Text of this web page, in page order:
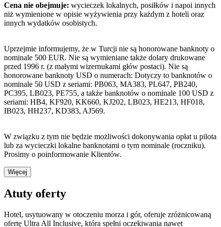
Cena nie obejmuje: wycieczek lokalnych, posiłków i napoi innych
niż wymienione w opisie wyżywienia przy każdym z hoteli oraz
innych wydatków osobistych.
Uprzejmie informujemy, że w Turcji nie są honorowane banknoty o
nominale 500 EUR. Nie są wymieniane także dolary drukowane
przed 1996 r. (z małymi wizernukami głów postaci). Nie są
honorowane banknoty USD o numerach: Dotyczy to banknotów o
nominale 50 USD z seriami: PB063, MA383, PL647, PB240,
PC395, LB023, PE755, a także banknotów o nominale 100 USD z
seriami: HB4, KF920, KK660, KJ202, LB023, HE213, HF018,
IB023, HH237, KD383, AJ569.
W związku z tym nie będzie możliwości dokonywania opłat u pilota
lub za wycieczki lokalne banknotami o tym nominale (roczniku).
Prosimy o poinformowanie Klientów.
Więcej
Atuty oferty
Hotel, usytuowany w otoczeniu morza i gór, oferuje zróżnicowaną
ofertę Ultra All Inclusive, która spełni oczekiwania nawet